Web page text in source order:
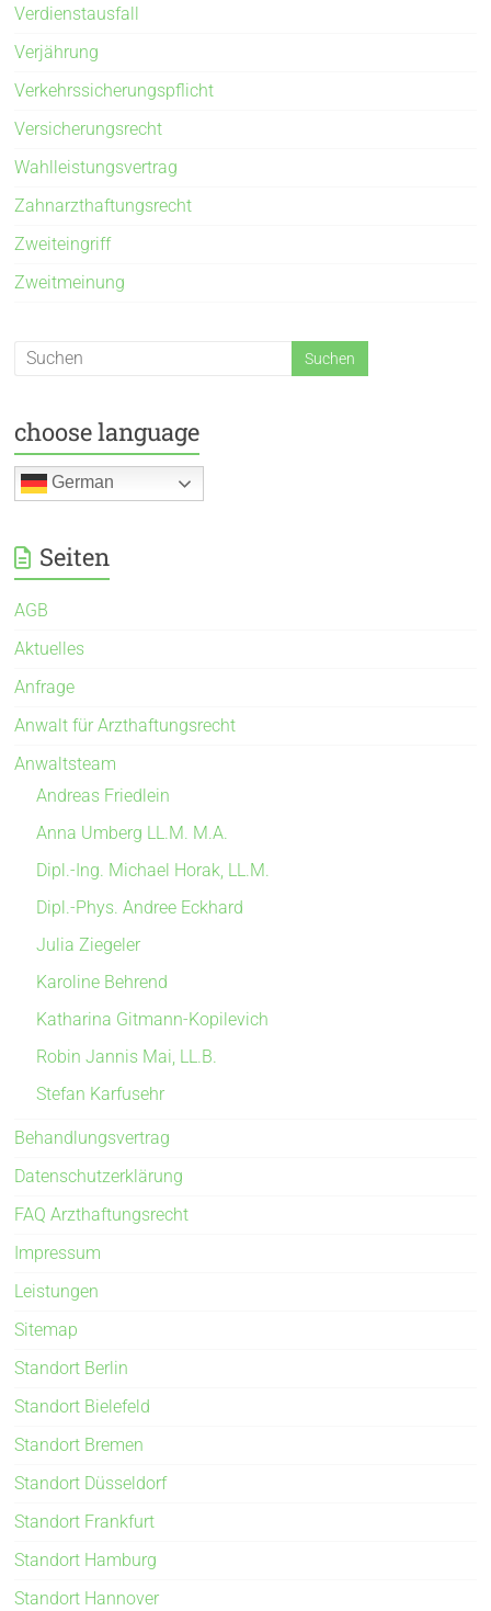
Verdienstausfall
Verjährung
Verkehrssicherungspflicht
Versicherungsrecht
Wahlleistungsvertrag
Zahnarzthaftungsrecht
Zweiteingriff
Zweitmeinung
choose language
German
Seiten
AGB
Aktuelles
Anfrage
Anwalt für Arzthaftungsrecht
Anwaltsteam
Andreas Friedlein
Anna Umberg LL.M. M.A.
Dipl.-Ing. Michael Horak, LL.M.
Dipl.-Phys. Andree Eckhard
Julia Ziegeler
Karoline Behrend
Katharina Gitmann-Kopilevich
Robin Jannis Mai, LL.B.
Stefan Karfusehr
Behandlungsvertrag
Datenschutzerklärung
FAQ Arzthaftungsrecht
Impressum
Leistungen
Sitemap
Standort Berlin
Standort Bielefeld
Standort Bremen
Standort Düsseldorf
Standort Frankfurt
Standort Hamburg
Standort Hannover